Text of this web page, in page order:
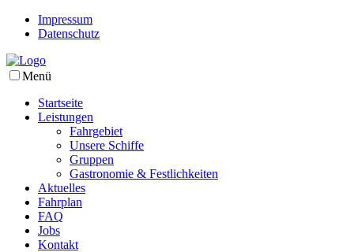
Impressum
Datenschutz
Menü
Startseite
Leistungen
Fahrgebiet
Unsere Schiffe
Gruppen
Gastronomie & Festlichkeiten
Aktuelles
Fahrplan
FAQ
Jobs
Kontakt